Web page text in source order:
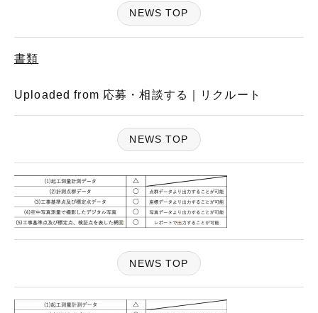
NEWS TOP
書類
Uploaded from 応募・相談する｜リクルート
NEWS TOP
NEWS TOP